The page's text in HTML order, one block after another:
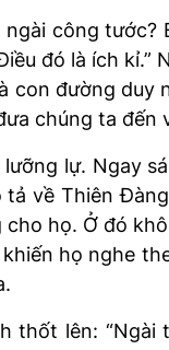
ngài công
đó là ích kỉ.”
con đường duy
chúng ta đến
lự. Ngay
tả về Thiên
họ. Ở đó
họ nghe
thốt lên: